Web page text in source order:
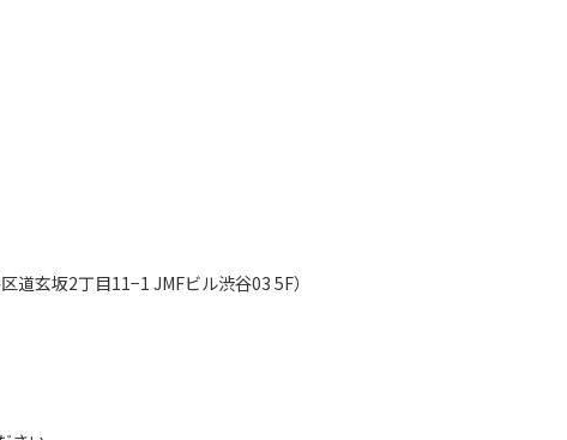
玄坂2丁目11−1 JMFビル渋谷03 5F）